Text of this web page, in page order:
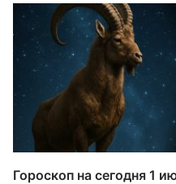
Гороскоп на сегодня 1